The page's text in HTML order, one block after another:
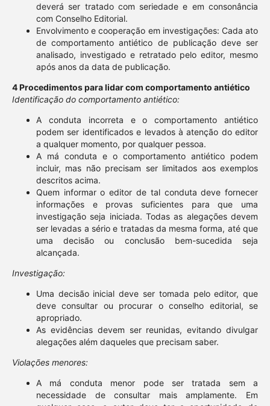
deverá ser tratado com seriedade e em consonância
com Conselho Editorial.
Envolvimento e cooperação em investigações: Cada ato
de comportamento antiético de publicação deve ser
analisado, investigado e retratado pelo editor, mesmo
após anos da data de publicação.
4 Procedimentos para lidar com comportamento antiético
Identificação do comportamento antiético:
A conduta incorreta e o comportamento antiético
podem ser identificados e levados à atenção do editor
a qualquer momento, por qualquer pessoa.
A má conduta e o comportamento antiético podem
incluir, mas não precisam ser limitados aos exemplos
descritos acima.
Quem informar o editor de tal conduta deve fornecer
informações e provas suficientes para que uma
investigação seja iniciada. Todas as alegações devem
ser levadas a sério e tratadas da mesma forma, até que
uma decisão ou conclusão bem-sucedida seja
alcançada.
Investigação:
Uma decisão inicial deve ser tomada pelo editor, que
deve consultar ou procurar o conselho editorial, se
apropriado.
As evidências devem ser reunidas, evitando divulgar
alegações além daqueles que precisam saber.
Violações menores:
A má conduta menor pode ser tratada sem a
necessidade de consultar mais amplamente. Em